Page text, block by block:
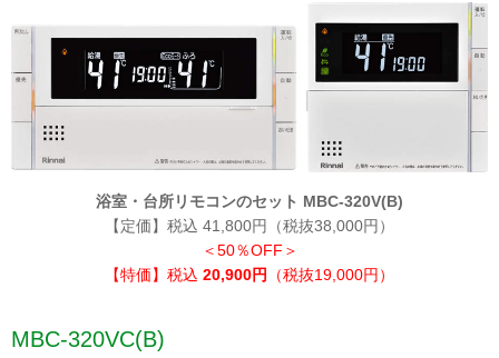
浴室・台所リモコンのセット MBC-320V(B)
【定価】税込 41,800円（税抜38,000円）
＜50％OFF＞
【特価】税込 20,900円 （税抜19,000円）
MBC-320VC(B)